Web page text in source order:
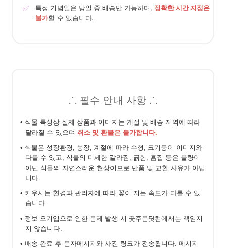
✅ 특정 기념일은 당일 중 배송만 가능하며, 정확한 시간 지정은
불가할 수 있습니다.
⸫ 필수 안내 사항 ⸫
• 식물 특성상 실제 상품과 이미지는 계절 및 배송 지역에 따라
달라질 수 있으며 취소 및 환불은 불가합니다.
• 식물은 성장환경, 농장, 계절에 따라 수형, 크기등이 이미지와
다를 수 있고, 식물의 미세한 갈라짐, 긁힘, 흠집 등은 불량이
아닌 식물의 자연스러운 현상이므로 반품 및 교환 사유가 아닙
니다.
• 키우시는 환경과 관리자에 따라 꽃이 지는 속도가 다를 수 있
습니다.
• 정보 오기입으로 인한 문제 발생 시 꽃주문닷컴에서는 책임지
지 않습니다.
• 배송 완료 후 문자메시지와 사진 링크가 전송됩니다. 메시지